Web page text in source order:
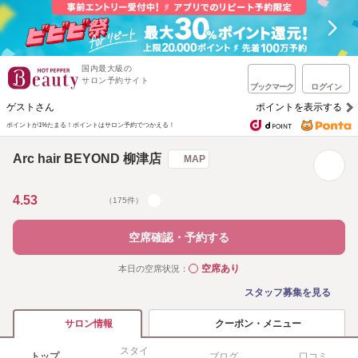
国内最大級の
サロン予約サイト
ブックマーク ログイン
ゲストさん ポイントを表示する
ポイントが1%たまる！ ポイントはサロン予約でつかえる！
Arc hair BEYOND 柳津店 MAP
4.53 （175件）
空席確認・予約する
本日の空席状況： ◯空席あり
スタッフ募集を見る
サロン情報 クーポン・メニュー
スタイ